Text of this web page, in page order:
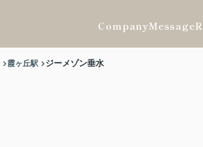
CompanyMessage
霞ヶ丘駅 ジーメゾン垂水